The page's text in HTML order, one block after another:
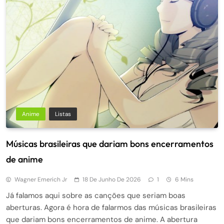
Anime Listas
Músicas brasileiras que dariam bons encerramentos
de anime
Wagner Emerich Jr 18 De Junho De 2026 1 6 Mins
Já falamos aqui sobre as canções que seriam boas
aberturas. Agora é hora de falarmos das músicas brasileiras
que dariam bons encerramentos de anime. A abertura